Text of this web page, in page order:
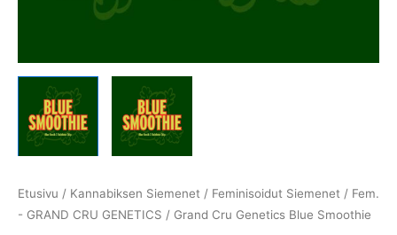
Etusivu / Kannabiksen Siemenet / Feminisoidut Siemenet / Fem.
- GRAND CRU GENETICS / Grand Cru Genetics Blue Smoothie